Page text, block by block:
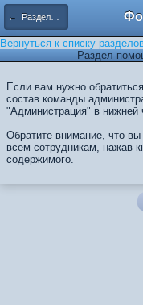
← Разделы помощи
Вернуться к списку
Раздел
Если вам нужно
состав команды
"Администрация" в нижней
Обратите внимание, что
всем сотрудникам, нажав
содержимого.